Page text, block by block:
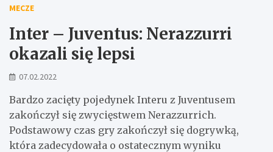
MECZE
Inter – Juventus: Nerazzurri
okazali się lepsi
07.02.2022
Bardzo zacięty pojedynek Interu z Juventusem
zakończył się zwycięstwem Nerazzurrich.
Podstawowy czas gry zakończył się dogrywką,
która zadecydowała o ostatecznym wyniku